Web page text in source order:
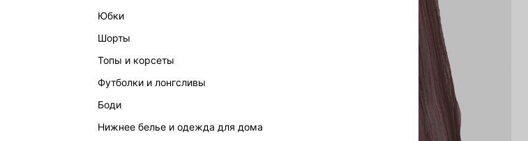
юбки
шорты
топы и корсеты
футболки и лонгсливы
боди
нижнее белье и одежда для дома